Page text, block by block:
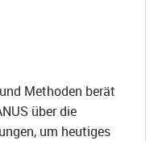
Methoden berät
über die
um heutiges